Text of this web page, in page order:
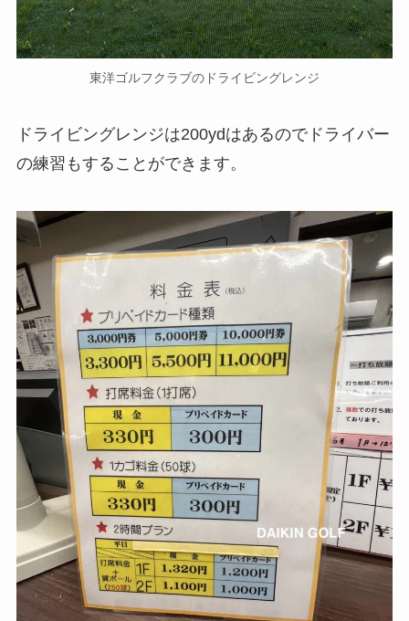
東洋ゴルフクラブのドライビングレンジ
ドライビングレンジは200ydはあるのでドライバー
の練習もすることができます。